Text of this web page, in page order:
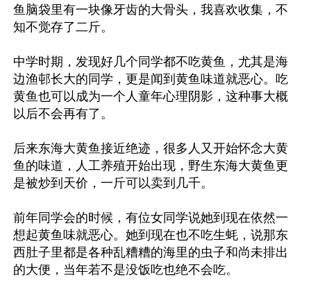
鱼脑袋里有一块像牙齿的大骨头，我喜欢收集，不
知不觉存了二斤。
中学时期，发现好几个同学都不吃黄鱼，尤其是海
边渔邨长大的同学，更是闻到黄鱼味道就恶心。吃
黄鱼也可以成为一个人童年心理阴影，这种事大概
以后不会再有了。
后来东海大黄鱼接近绝迹，很多人又开始怀念大黄
鱼的味道，人工养殖开始出现，野生东海大黄鱼更
是被炒到天价，一斤可以卖到几千。
前年同学会的时候，有位女同学说她到现在依然一
想起黄鱼味就恶心。她到现在也不吃生蚝，说那东
西肚子里都是各种乱糟糟的海里的虫子和尚未排出
的大便，当年若不是没饭吃也绝不会吃。